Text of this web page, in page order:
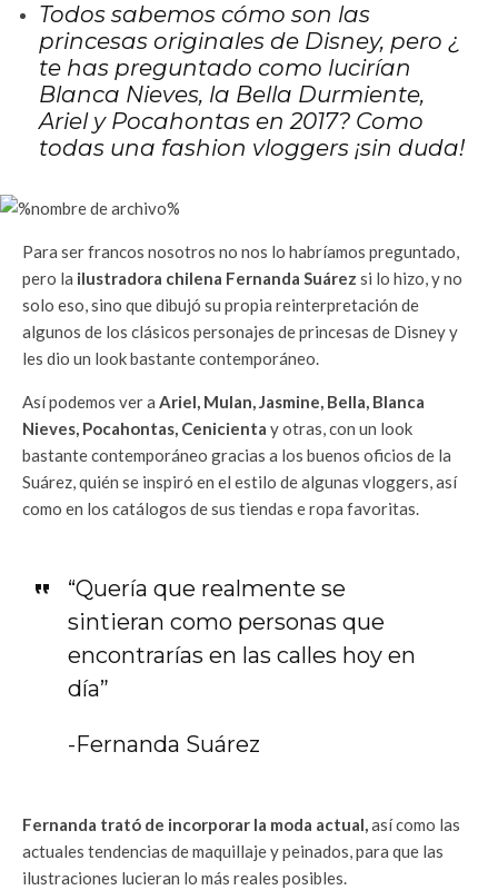
Todos sabemos cómo son las
princesas originales de Disney, pero ¿
te has preguntado como lucirían
Blanca Nieves, la Bella Durmiente,
Ariel y Pocahontas en 2017? Como
todas una fashion vloggers ¡sin duda!
Para ser francos nosotros no nos lo habríamos preguntado,
pero la ilustradora chilena Fernanda Suárez si lo hizo, y no
solo eso, sino que dibujó su propia reinterpretación de
algunos de los clásicos personajes de princesas de Disney y
les dio un look bastante contemporáneo.
Así podemos ver a Ariel, Mulan, Jasmine, Bella, Blanca
Nieves, Pocahontas, Cenicienta y otras, con un look
bastante contemporáneo gracias a los buenos oficios de la
Suárez, quién se inspiró en el estilo de algunas vloggers, así
como en los catálogos de sus tiendas e ropa favoritas.
“Quería que realmente se
sintieran como personas que
encontrarías en las calles hoy en
día”
-Fernanda Suárez
Fernanda trató de incorporar la moda actual,así como las
actuales tendencias de maquillaje y peinados, para que las
ilustraciones lucieran lo más reales posibles.